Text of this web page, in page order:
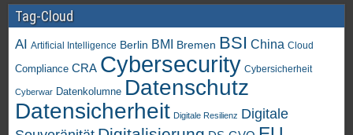
Tag-Cloud
AI Artificial Intelligence Berlin BMI Bremen BSI China Cloud
Compliance CRA Cybersecurity Cybersicherheit
Cyberwar Datenkolumne Datenschutz
Datensicherheit Digitale Resilienz Digitale